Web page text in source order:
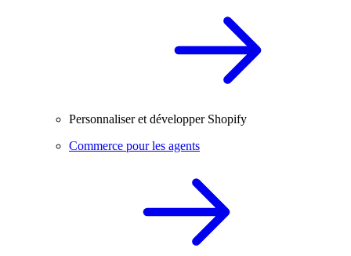
Personnaliser et développer Shopify
Commerce pour les agents